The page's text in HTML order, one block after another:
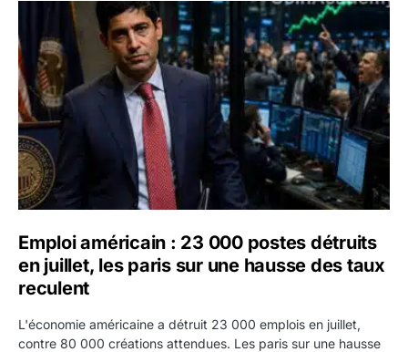
Emploi américain : 23 000 postes détruits en juillet, les
Emploi américain : 23 000 postes détruits
en juillet, les paris sur une hausse des taux
reculent
L'économie américaine a détruit 23 000 emplois en juillet,
contre 80 000 créations attendues. Les paris sur une hausse